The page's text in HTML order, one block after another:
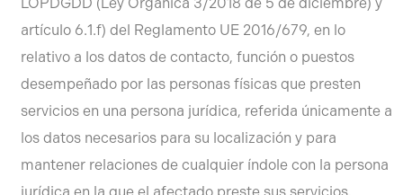
artículo 6.1.f) del Reglamento UE 2016/679, en lo
relativo a los datos de contacto, función o puestos
desempeñado por las personas físicas que presten
servicios en una persona jurídica, referida únicamente a
los datos necesarios para su localización y para
mantener relaciones de cualquier índole con la persona